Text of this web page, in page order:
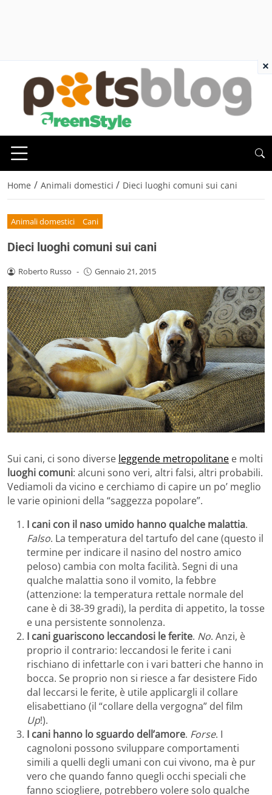
Home / Animali domestici / Dieci luoghi comuni sui cani
Animali domestici Cani
Dieci luoghi comuni sui cani
Roberto Russo - Gennaio 21, 2015
Sui cani, ci sono diverse leggende metropolitane e molti
luoghi comuni: alcuni sono veri, altri falsi, altri probabili.
Vediamoli da vicino e cerchiamo di capire un po’ meglio
le varie opinioni della “saggezza popolare”.
I cani con il naso umido hanno qualche malattia.
Falso. La temperatura del tartufo del cane (questo il
termine per indicare il nasino del nostro amico
peloso) cambia con molta facilità. Segni di una
qualche malattia sono il vomito, la febbre
(attenzione: la temperatura rettale normale del
cane è di 38-39 gradi), la perdita di appetito, la tosse
e una persistente sonnolenza.
I cani guariscono leccandosi le ferite. No. Anzi, è
proprio il contrario: leccandosi le ferite i cani
rischiano di infettarle con i vari batteri che hanno in
bocca. Se proprio non si riesce a far desistere Fido
dal leccarsi le ferite, è utile applicargli il collare
elisabettiano (il “collare della vergogna” del film
Up!).
I cani hanno lo sguardo dell’amore. Forse. I
cagnoloni possono sviluppare comportamenti
simili a quelli degli umani con cui vivono, ma è pur
vero che quando fanno quegli occhi speciali che
fanno sciogliere, potrebbero volere solo qualche
×